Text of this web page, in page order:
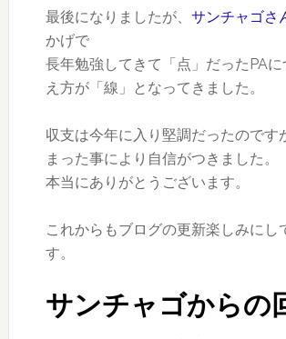
最後になりましたが、 サンチャゴさ
かげで
長年勉強してきて「点」だったPA
え方が「線」となってきました。
収支は今年に入り堅調だったのです
まった事により自信がつきました。
本当にありがとうございます。
これからもブログの更新楽しみにし
す。
サンチャゴからの